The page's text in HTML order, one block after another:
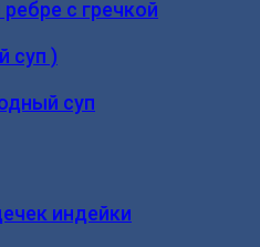
с гречкой
суп )
суп
индейки